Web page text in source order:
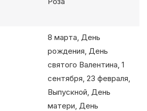
8 марта, День
рождения, День
святого Валентина, 1
сентября, 23 февраля,
Выпускной, День
матери, День